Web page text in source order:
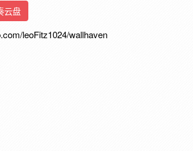
云盘
leoFitz1024/wallhaven